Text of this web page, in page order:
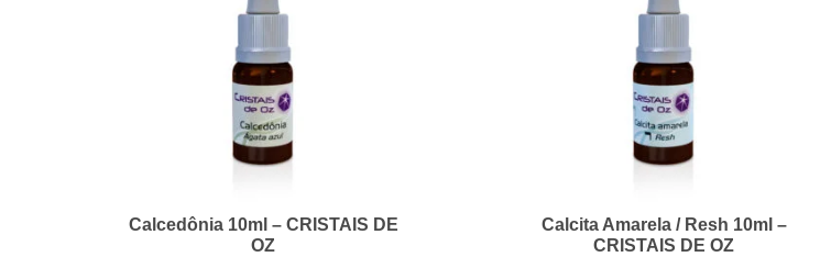
Calcedônia 10ml – CRISTAIS DE
OZ
Calcita Amarela / Resh 10ml –
CRISTAIS DE OZ